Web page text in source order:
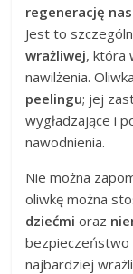
regenerację
Jest to
wrażliwej, która
nawilżenia.
peelingu; jej
wygładzające i
nawodnienia.
Nie można
oliwkę można
dziećmi oraz
bezpieczeństwo
najbardziej